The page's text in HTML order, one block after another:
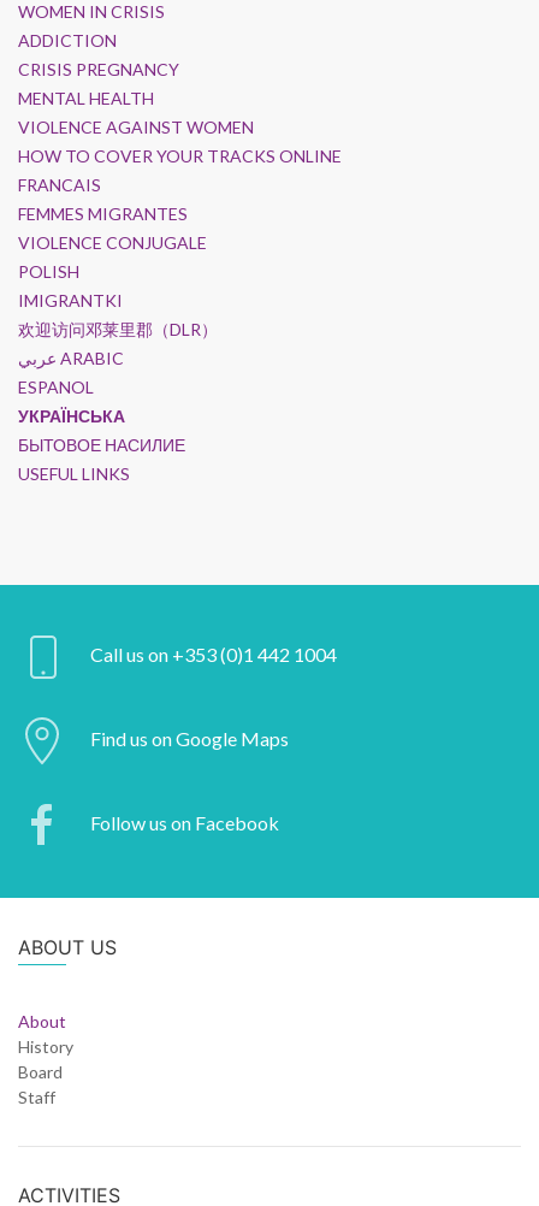
WOMEN IN CRISIS
ADDICTION
CRISIS PREGNANCY
MENTAL HEALTH
VIOLENCE AGAINST WOMEN
HOW TO COVER YOUR TRACKS ONLINE
FRANCAIS
FEMMES MIGRANTES
VIOLENCE CONJUGALE
POLISH
IMIGRANTKI
欢迎访问邓莱里郡（DLR）
عربي ARABIC
ESPANOL
УКРАЇНСЬКА
БЫТОВОЕ НАСИЛИЕ
USEFUL LINKS
Call us on +353 (0)1 442 1004
Find us on Google Maps
Follow us on Facebook
ABOUT US
About
History
Board
Staff
ACTIVITIES